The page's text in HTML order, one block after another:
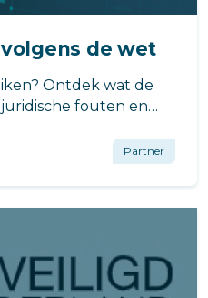
de wet
Ontdek wat de
fouten en
Partner